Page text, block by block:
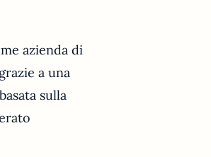
azienda di
a una
sulla